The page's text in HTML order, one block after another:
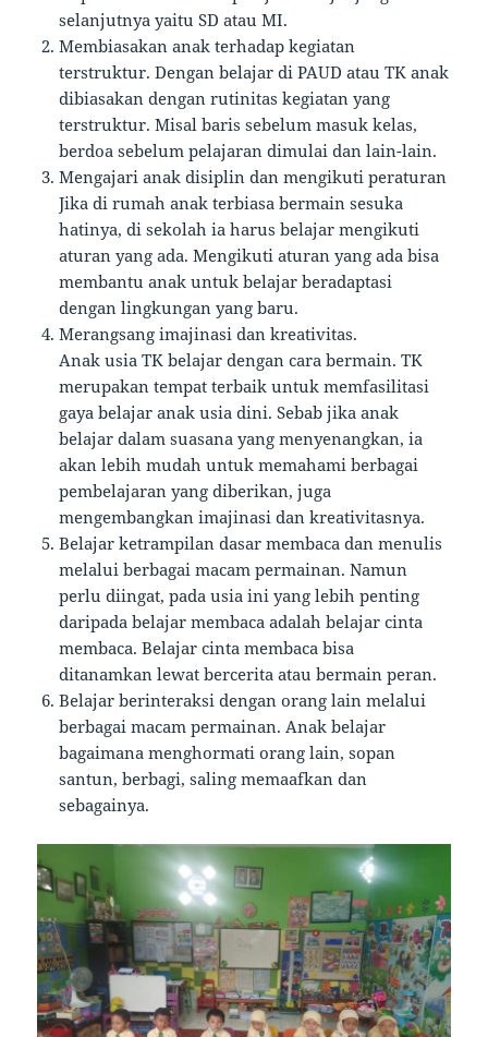
selanjutnya yaitu SD atau MI.
Membiasakan anak terhadap kegiatan
terstruktur. Dengan belajar di PAUD atau TK anak
dibiasakan dengan rutinitas kegiatan yang
terstruktur. Misal baris sebelum masuk kelas,
berdoa sebelum pelajaran dimulai dan lain-lain.
Mengajari anak disiplin dan mengikuti peraturan
Jika di rumah anak terbiasa bermain sesuka
hatinya, di sekolah ia harus belajar mengikuti
aturan yang ada. Mengikuti aturan yang ada bisa
membantu anak untuk belajar beradaptasi
dengan lingkungan yang baru.
Merangsang imajinasi dan kreativitas.
Anak usia TK belajar dengan cara bermain. TK
merupakan tempat terbaik untuk memfasilitasi
gaya belajar anak usia dini. Sebab jika anak
belajar dalam suasana yang menyenangkan, ia
akan lebih mudah untuk memahami berbagai
pembelajaran yang diberikan, juga
mengembangkan imajinasi dan kreativitasnya.
Belajar ketrampilan dasar membaca dan menulis
melalui berbagai macam permainan. Namun
perlu diingat, pada usia ini yang lebih penting
daripada belajar membaca adalah belajar cinta
membaca. Belajar cinta membaca bisa
ditanamkan lewat bercerita atau bermain peran.
Belajar berinteraksi dengan orang lain melalui
berbagai macam permainan. Anak belajar
bagaimana menghormati orang lain, sopan
santun, berbagi, saling memaafkan dan
sebagainya.